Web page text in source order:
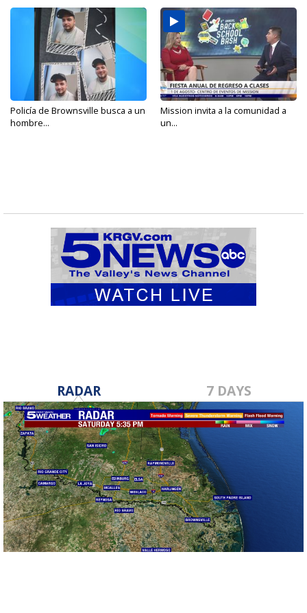
Policía de Brownsville busca a un
hombre...
Mission invita a la comunidad a
un...
RADAR 7 DAYS